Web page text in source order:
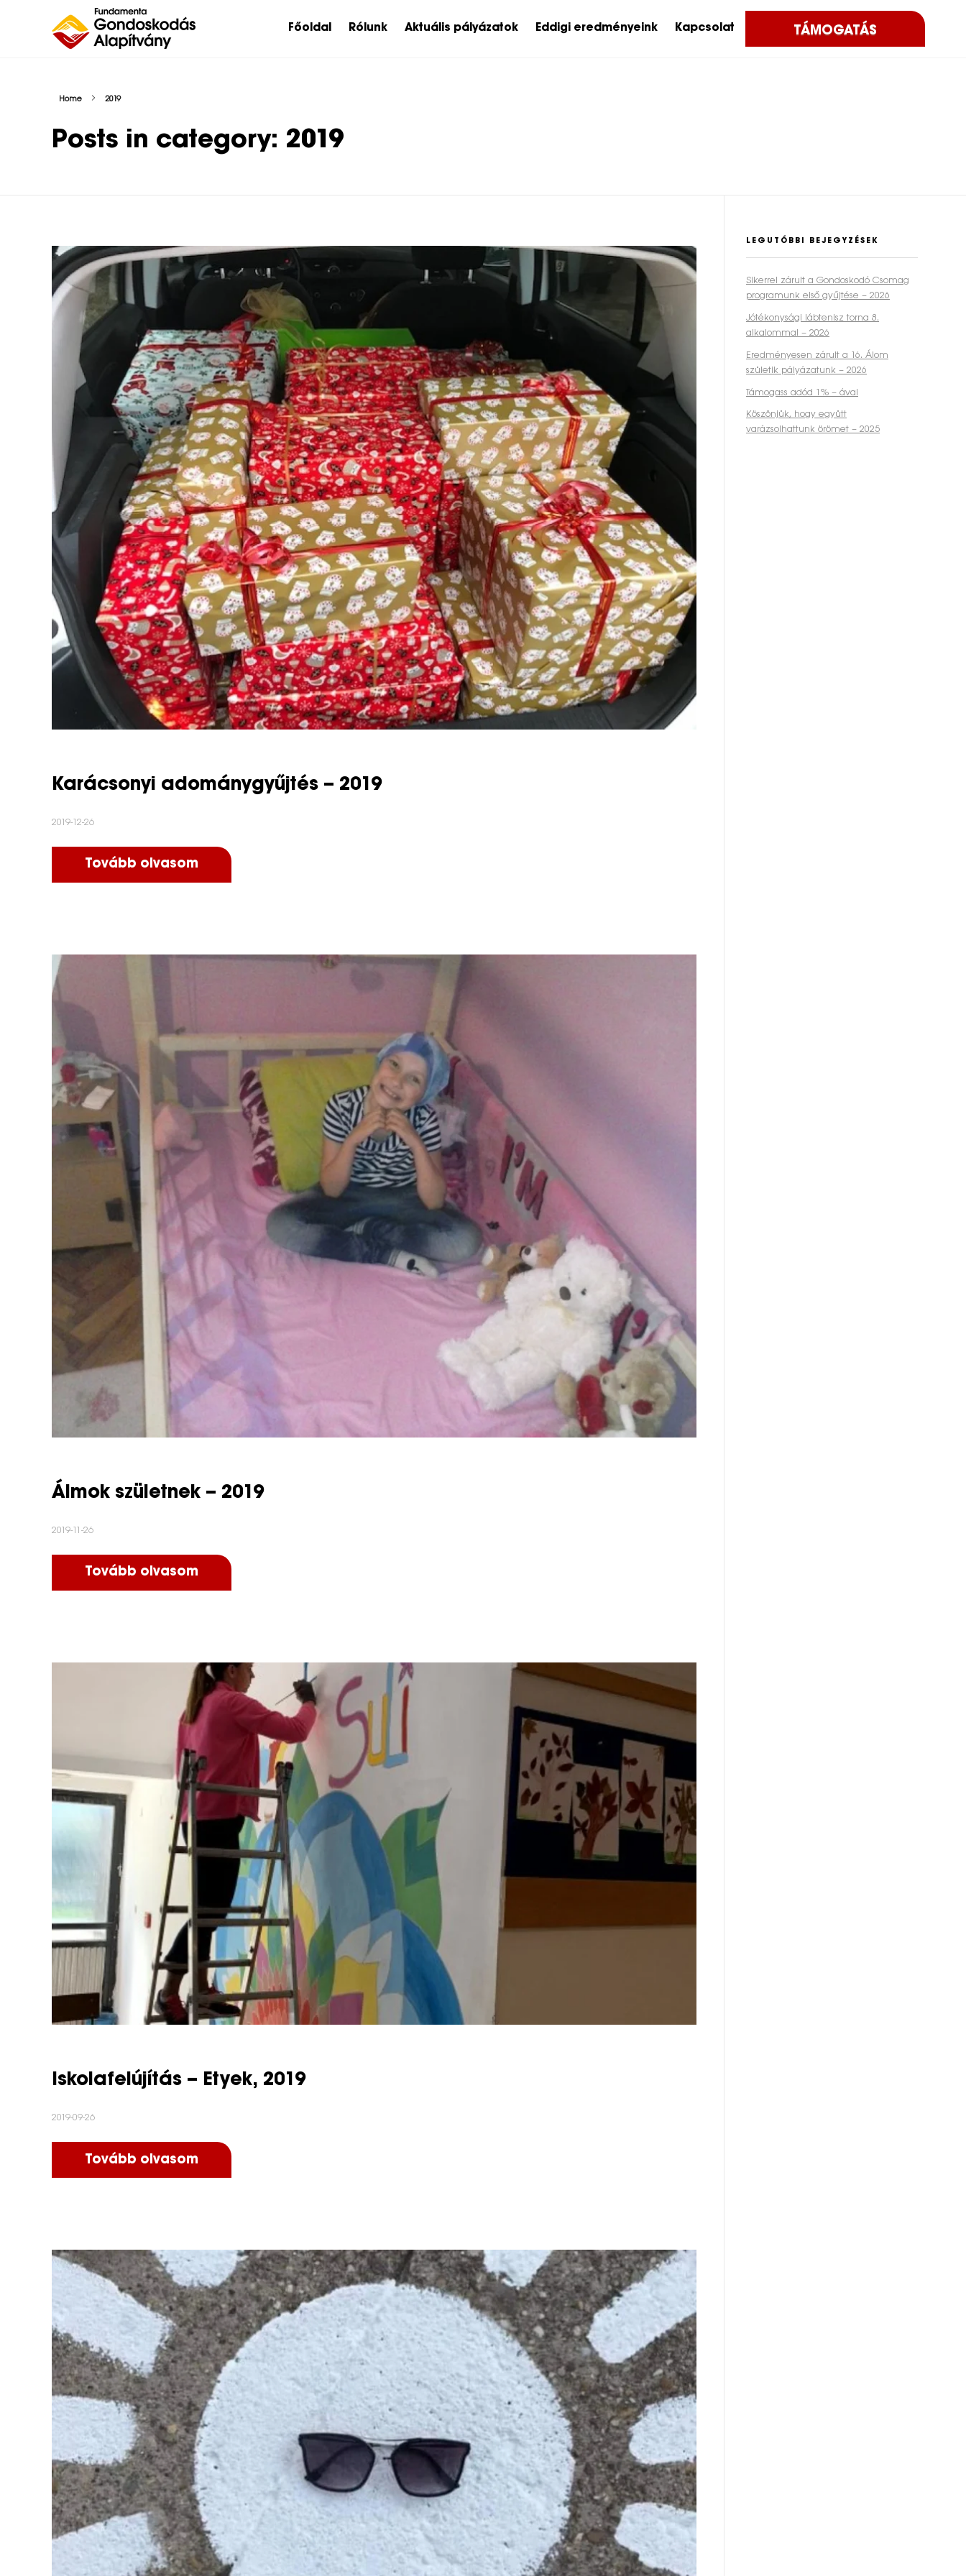
TÁMOGATÁS
Főoldal Rólunk Aktuális pályázatok Eddigi eredményeink Kapcsolat
Home 2019
Posts in category: 2019
Karácsonyi adománygyűjtés – 2019
2019-12-26
Tovább olvasom
Álmok születnek – 2019
2019-11-26
Tovább olvasom
Iskolafelújítás – Etyek, 2019
2019-09-26
Tovább olvasom
LEGUTÓBBI BEJEGYZÉSEK
Sikerrel zárult a Gondoskodó Csomag
programunk első gyűjtése – 2026
Jótékonysági lábtenisz torna 8.
alkalommal – 2026
Eredményesen zárult a 16. Álom
születik pályázatunk – 2026
Támogass adód 1% – ával
Köszönjük, hogy együtt
varázsolhattunk örömet – 2025